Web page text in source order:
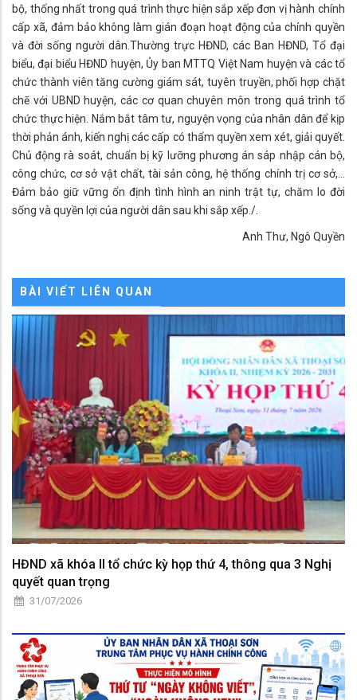
bộ, thống nhất trong quá trình thực hiện sắp xếp đơn vị hành chính
cấp xã, đảm bảo không làm gián đoạn hoạt động của chính quyền
và đời sống người dân.Thường trực HĐND, các Ban HĐND, Tổ đại
biểu, đại biểu HĐND huyện, Ủy ban MTTQ Việt Nam huyện và các tổ
chức thành viên tăng cường giám sát, tuyên truyền, phối hợp chặt
chẽ với UBND huyện, các cơ quan chuyên môn trong quá trình tổ
chức thực hiện. Nắm bắt tâm tư, nguyện vọng của nhân dân để kịp
thời phản ánh, kiến nghị các cấp có thẩm quyền xem xét, giải quyết.
Chủ động rà soát, chuẩn bị kỹ lưỡng phương án sáp nhập cán bộ,
công chức, cơ sở vật chất, tài sản công, hệ thống chính trị cơ sở,…
Đảm bảo giữ vững ổn định tình hình an ninh trật tự, chăm lo đời
sống và quyền lợi của người dân sau khi sắp xếp./.
Anh Thư, Ngô Quyền
BÀI VIẾT LIÊN QUAN
HĐND xã khóa II tổ chức kỳ họp thứ 4, thông qua 3 Nghị
quyết quan trọng
31/07/2026